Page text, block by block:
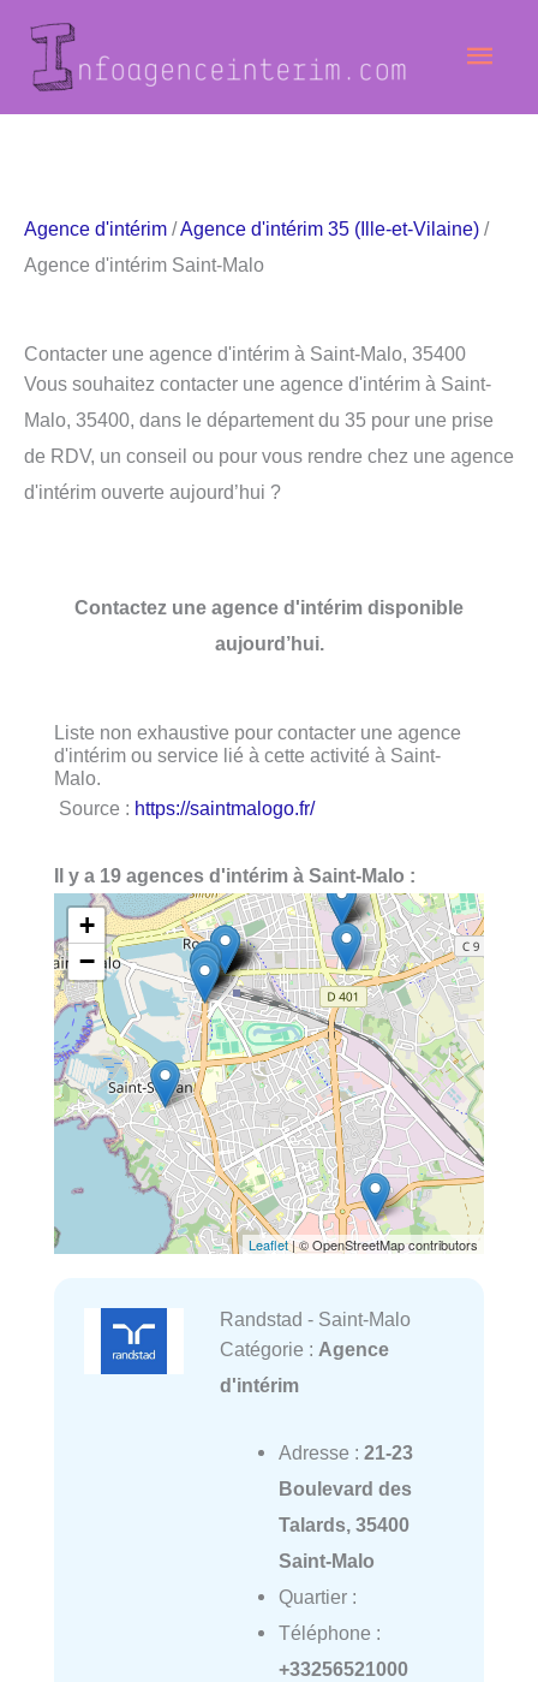
contenu
Agence d'intérim /Agence d'intérim 35 (Ille-et-Vilaine) /
Agence d'intérim Saint-Malo
Contacter une agence d'intérim à Saint-Malo, 35400
Vous souhaitez contacter une agence d'intérim à Saint-
Malo, 35400, dans le département du 35 pour une prise
de RDV, un conseil ou pour vous rendre chez une agence
d'intérim ouverte aujourd’hui ?
Contactez une agence d'intérim disponible
aujourd’hui.
Liste non exhaustive pour contacter une agence
d'intérim ou service lié à cette activité à Saint-
Malo.
Source : https://saintmalogo.fr/
Il y a 19 agences d'intérim à Saint-Malo :
+
−
Leaflet| © OpenStreetMap contributors
Randstad - Saint-Malo
Catégorie : Agence
d'intérim
Adresse : 21-23
Boulevard des
Talards, 35400
Saint-Malo
Quartier :
Téléphone :
+33256521000